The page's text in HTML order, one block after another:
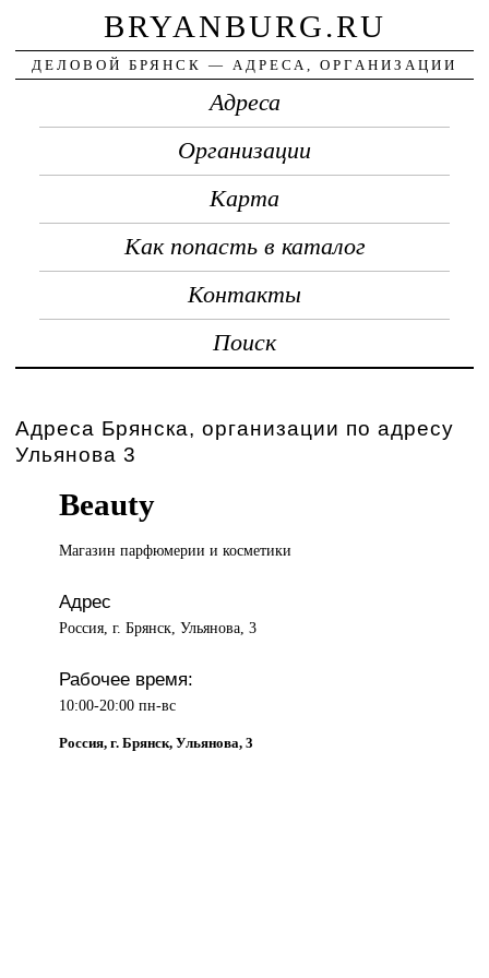
BRYANBURG.RU
ДЕЛОВОЙ БРЯНСК — АДРЕСА, ОРГАНИЗАЦИИ
Адреса
Организации
Карта
Как попасть в каталог
Контакты
Поиск
Адреса Брянска, организации по адресу
Ульянова 3
Beauty
Магазин парфюмериии косметики
Адрес
Россия, г. Брянск, Ульянова, 3
Рабочее время:
10:00-20:00 пн-вс
Россия, г. Брянск, Ульянова, 3